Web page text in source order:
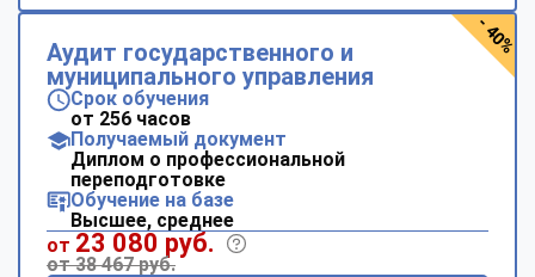
Аудит государственного и
муниципального управления
Срок обучения
от 256 часов
Получаемый документ
Диплом о профессиональной
переподготовке
Обучение на базе
Высшее, среднее
от 23 080 руб.
от 38 467 руб.
- 40%
Telegram WhatsApp
Vkontakte
Max